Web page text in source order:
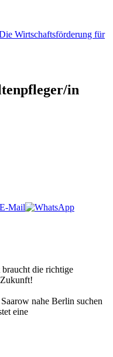
Wirtschaftsförderung für
in
E-Mail
die richtige
nahe Berlin suchen
eine